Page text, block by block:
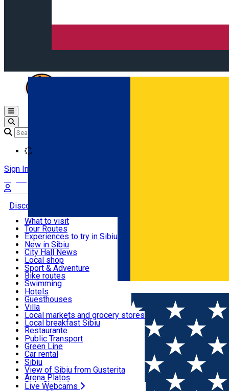
Română
Open main menu
Sign In
Discover
Useful info
Activities & Adventure
Accommodation
Food, Drinks & Nightlife
Transport & Parking
Live Webcams
What to visit
Tour Routes
Experiences to try in Sibiu
Podcast
Culture
Museums
Churches
Parks, Zoo
County of Sibiu
New in Sibiu
City Hall News
Local shop
Sibiu artisans
Sibiul Verde
Public services
Education
How do I get to Sibiu
Tourist Info
Tour Guides
Guided tours
Publicații locale
Beauty salons
Sport & Adventure
Bike routes
Swimming
Riding
Indoor activities
Loc de joacă indoor
Loc de joacă outdoor
Ski
Ice skating
Yoga
Hotels
Guesthouses
Villa
Hostels
Motel
Camping
Renting rooms
Rooms for rent
Accommodation outside Sibiu
Local markets and grocery stores
Local breakfast Sibiu
Restaurante
Pizza
Fast Food
Coffee
Sweets
Pub, Bar
Night clubs
Bakeries
Public Transport
Green Line
Car rental
Rent a bike
Scooter rentals
Taxi
Ride Sharing
Sibiu
View of Sibiu from Gusterita
Arena Platoș
Live Webcams